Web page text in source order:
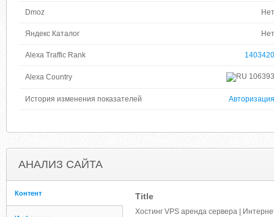
Dmoz Нет
Яндекс Каталог Нет
Alexa Traffic Rank 1403420
Alexa Country 106393
История изменения показателей Авторизация
АНАЛИЗ САЙТА
Контент Title
Хостинг VPS аренда сервера |